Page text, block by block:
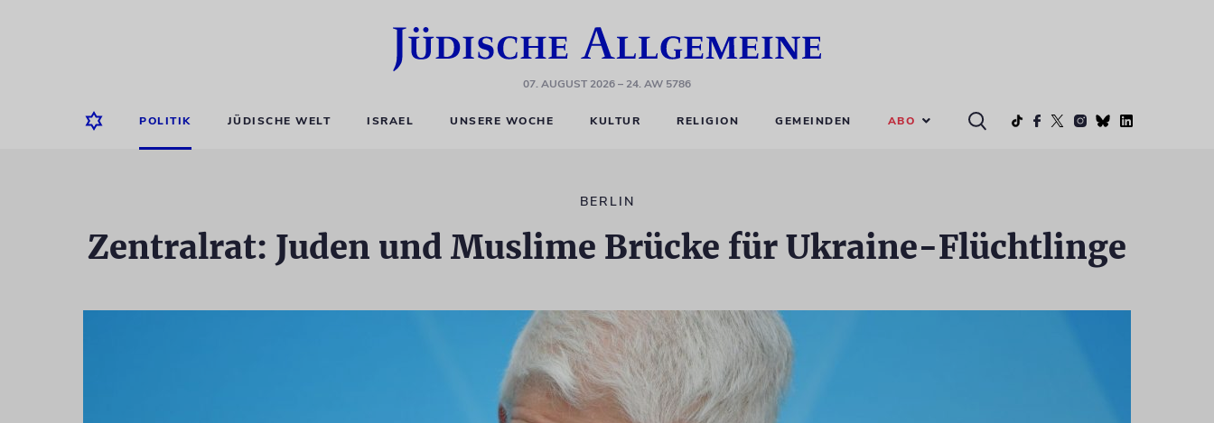
07. AUGUST 2026– 24. AW 5786
POLITIK JÜDISCHE WELT ISRAEL UNSERE WOCHE KULTUR RELIGION GEMEINDEN ABO
BERLIN
Zentralrat: Juden und Muslime Brücke für Ukraine-Flüchtlinge